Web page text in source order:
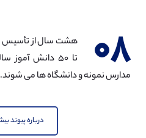
۰۸
تا ۵۰ دانش
مدارس نمونه و دانشگاه ها می شوند.
درباره پیوند